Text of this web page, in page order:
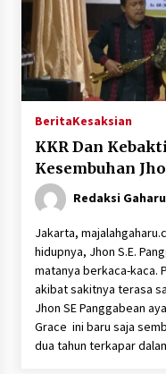
BeritaKesaksian
KKR Dan
Kesembuhan
Redaksi Gaharu
Jakarta,
hidupnya, Jhon S.E.
matanya berkaca-kaca.
akibat sakitnya terasa
Jhon SE Panggabean
Grace ini baru saja
dua tahun terkapar